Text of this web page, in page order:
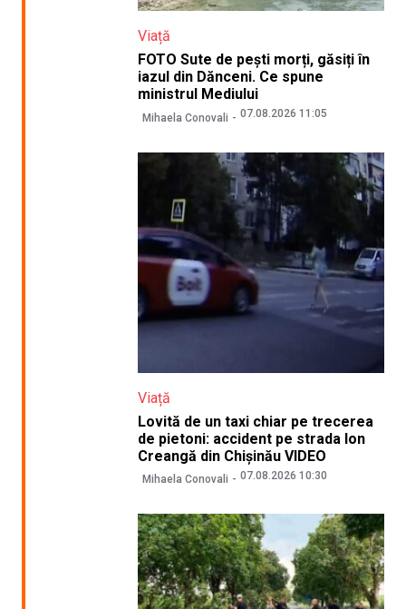
Viață
FOTO Sute de pești morți, găsiți în
iazul din Dănceni. Ce spune
ministrul Mediului
Mihaela Conovali 07.08.2026 11:05
Viață
Lovită de un taxi chiar pe trecerea
de pietoni: accident pe strada Ion
Creangă din Chișinău VIDEO
Mihaela Conovali 07.08.2026 10:30